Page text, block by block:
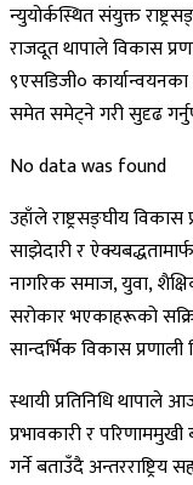
न्युयोर्कस्थित संयुक्त
राजदूत थापाले विकास
९एसडिजी०
समेत समेट्ने गरी सुदृढ
No data was found
उहाँले राष्ट्रसङ्घीय
साझेदारी र
नागरिक समाज, युवा,
सरोकार भएकाहरूको
सान्दर्भिक विकास
स्थायी प्रतिनिधि थापाले
प्रभावकारी र परिणाममुखी
गर्ने बताउँदै